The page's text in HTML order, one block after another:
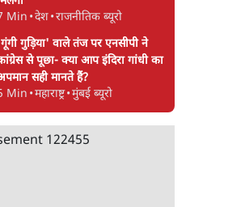
Min •देश•राजनीतिक ब्यूरो
गुड़िया' वाले तंज पर एनसीपी ने
से पूछा- क्या आप इंदिरा गांधी का
सही मानते हैं?
Min •महाराष्ट्र•मुंबई ब्यूरो
122455